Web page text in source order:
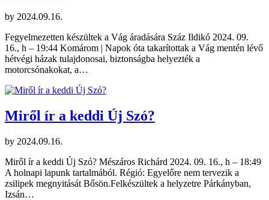
by 2024.09.16.
Fegyelmezetten készültek a Vág áradására Száz Ildikó 2024. 09.
16., h – 19:44 Komárom | Napok óta takarítottak a Vág mentén lévő
hétvégi házak tulajdonosai, biztonságba helyezték a
motorcsónakokat, a…
Miről ír a keddi Új Szó?
by 2024.09.16.
Miről ír a keddi Új Szó? Mészáros Richárd 2024. 09. 16., h – 18:49
A holnapi lapunk tartalmából. Régió: Egyelőre nem tervezik a
zsilipek megnyitását Bősön.Felkészültek a helyzetre Párkányban,
Izsán…